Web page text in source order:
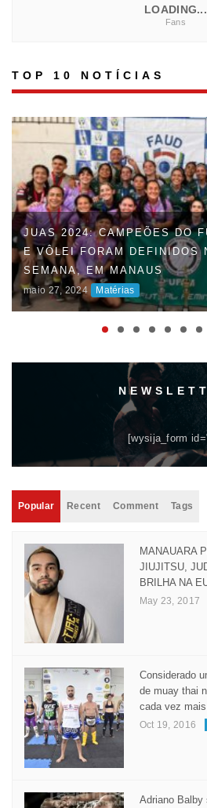
LOADING...
Fans
TOP 10 NOTÍCIAS
JUAS 2024: CAMPEÕES DO
E VÔLEI FORAM DEFINIDOS
SEMANA, EM MANAUS
maio 27, 2024 Matérias
[wysija_form
Popular Recent Comment Tags
MANAUARA
JIUJITSU,
BRILHA NA
May 23, 2017
Considerado
de muay thai
cada vez
Oct 19, 2016
Adriano Balby